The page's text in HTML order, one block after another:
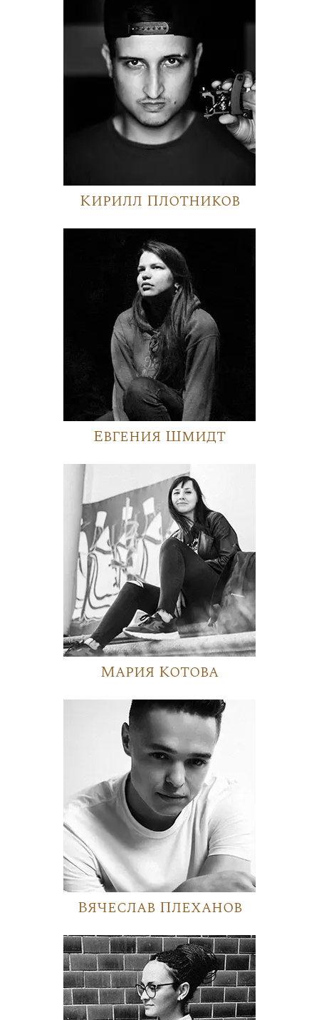
Кирилл Плотников
Евгения Шмидт
Мария Котова
Вячеслав Плеханов